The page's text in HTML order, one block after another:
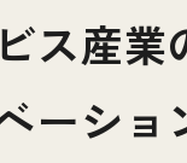
ス産業
ーショ